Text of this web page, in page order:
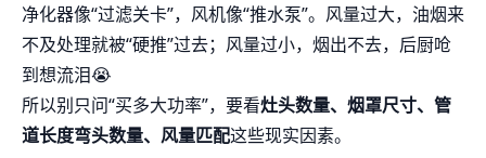
净化器像“过滤关卡”，风机像“推水泵”。风量过大，油烟来
不及处理就被“硬推”过去；风量过小，烟出不去，后厨呛
到想流泪😭
所以别只问“买多大功率”，要看灶头数量、烟罩尺寸、管
道长度弯头数量、风量匹配这些现实因素。